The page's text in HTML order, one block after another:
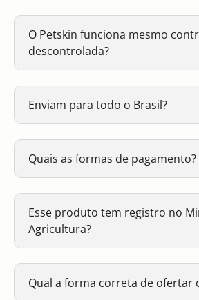
O Petskin funciona mesmo
descontrolada?
Enviam para todo o Brasil?
Quais as formas de pagamento?
Esse produto tem registro no
Agricultura?
Qual a forma correta de ofertar